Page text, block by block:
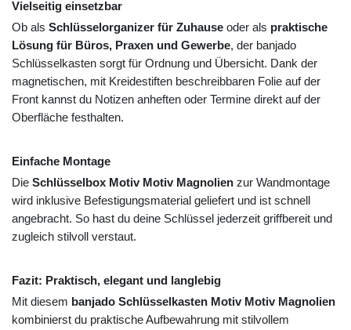
Vielseitig einsetzbar
Ob als Schlüsselorganizer für Zuhause oder als praktische
Lösung für Büros, Praxen und Gewerbe, der banjado
Schlüsselkasten sorgt für Ordnung und Übersicht. Dank der
magnetischen, mit Kreidestiften beschreibbaren Folie auf der
Front kannst du Notizen anheften oder Termine direkt auf der
Oberfläche festhalten.
Einfache Montage
Die Schlüsselbox Motiv Motiv Magnolien zur Wandmontage
wird inklusive Befestigungsmaterial geliefert und ist schnell
angebracht. So hast du deine Schlüssel jederzeit griffbereit und
zugleich stilvoll verstaut.
Fazit: Praktisch, elegant und langlebig
Mit diesem banjado Schlüsselkasten Motiv Motiv Magnolien
kombinierst du praktische Aufbewahrung mit stilvollem